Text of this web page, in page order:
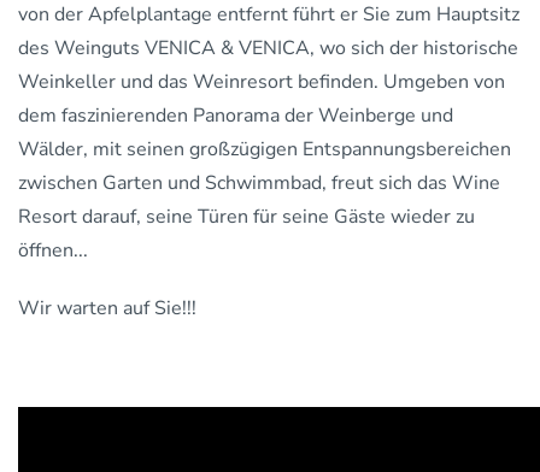
von der Apfelplantage entfernt führt er Sie zum Hauptsitz
des Weinguts VENICA & VENICA, wo sich der historische
Weinkeller und das Weinresort befinden. Umgeben von
dem faszinierenden Panorama der Weinberge und
Wälder, mit seinen großzügigen Entspannungsbereichen
zwischen Garten und Schwimmbad, freut sich das Wine
Resort darauf, seine Türen für seine Gäste wieder zu
öffnen...
Wir warten auf Sie!!!